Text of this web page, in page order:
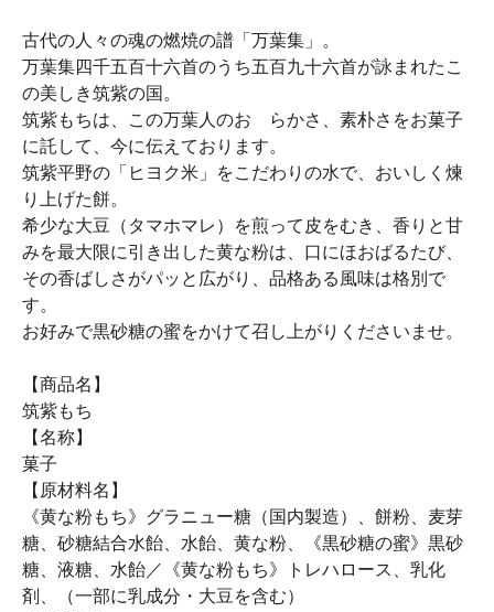
古代の人々の魂の燃焼の譜「万葉集」。
万葉集四千五百十六首のうち五百九十六首が詠まれたこ
の美しき筑紫の国。
筑紫もちは、この万葉人のおゝらかさ、素朴さをお菓子
に託して、今に伝えております。
筑紫平野の「ヒヨク米」をこだわりの水で、おいしく煉
り上げた餅。
希少な大豆（タマホマレ）を煎って皮をむき、香りと甘
みを最大限に引き出した黄な粉は、口にほおばるたび、
その香ばしさがパッと広がり、品格ある風味は格別で
す。
お好みで黒砂糖の蜜をかけて召し上がりくださいませ。
【商品名】
筑紫もち
【名称】
菓子
【原材料名】
《黄な粉もち》グラニュー糖（国内製造）、餅粉、麦芽
糖、砂糖結合水飴、水飴、黄な粉、《黒砂糖の蜜》黒砂
糖、液糖、水飴／《黄な粉もち》トレハロース、乳化
剤、（一部に乳成分・大豆を含む）